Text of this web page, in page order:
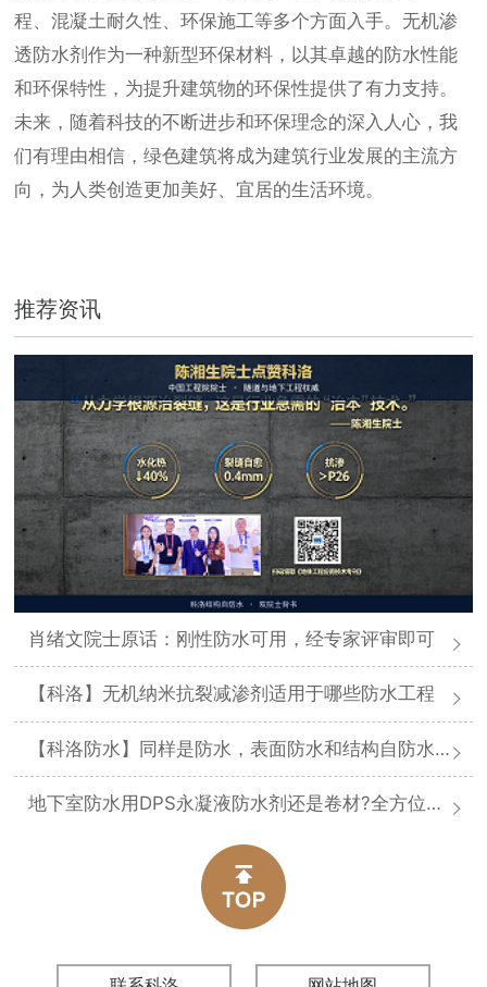
程、混凝土耐久性、环保施工等多个方面入手。无机渗
透防水剂作为一种新型环保材料，以其卓越的防水性能
和环保特性，为提升建筑物的环保性提供了有力支持。
未来，随着科技的不断进步和环保理念的深入人心，我
们有理由相信，绿色建筑将成为建筑行业发展的主流方
向，为人类创造更加美好、宜居的生活环境。
推荐资讯
肖绪文院士原话：刚性防水可用，经专家评审即可
【科洛】无机纳米抗裂减渗剂适用于哪些防水工程
【科洛防水】同样是防水，表面防水和结构自防水差在哪
地下室防水用DPS永凝液防水剂还是卷材?全方位对比分析